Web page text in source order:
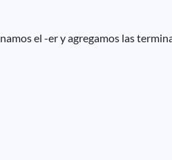
el -er y agregamos las